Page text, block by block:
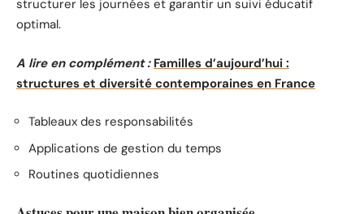
structurer les journées et garantir un suivi éducatif
optimal.
A lire en complément : Familles d’aujourd’hui :
structures et diversité contemporaines en France
Tableaux des responsabilités
Applications de gestion du temps
Routines quotidiennes